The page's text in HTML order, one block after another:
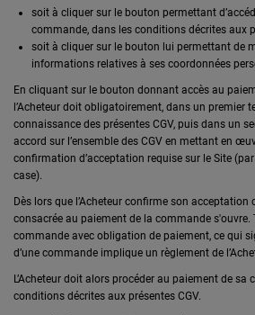
soit à cliquer sur le bouton permettant
commande, dans les conditions décrites aux
soit à cliquer sur le bouton lui permettant de
informations relatives à ses coordonnées
En cliquant sur le bouton donnant accès au
l’Acheteur doit obligatoirement, dans un premier
connaissance des présentes CGV, puis dans un
accord sur l’ensemble des CGV en mettant en
confirmation d’acceptation requise sur le Site
case).
Dès lors que l’Acheteur confirme son acceptation
consacrée au paiement de la commande s'ouvre.
commande avec obligation de paiement, ce qui
d’une commande implique un règlement de
L’Acheteur doit alors procéder au paiement de sa
conditions décrites aux présentes CGV.